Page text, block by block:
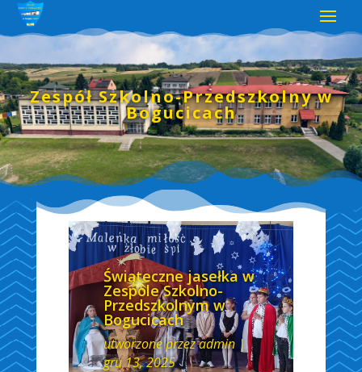
Zespół Szkolno-Przedszkolny w
Bogucicach
Świąteczne jasełka w
Zespole Szkolno-
Przedszkolnym w
Bogucicach
utworzone przezadmin|
gru 13, 2025